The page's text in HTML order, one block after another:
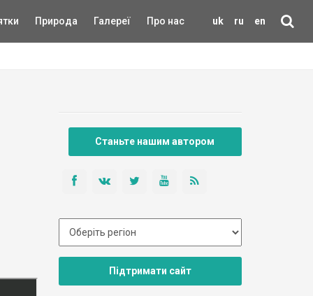
uk ru en
Природа Галереї Про нас
Станьте нашим автором
Підтримати сайт